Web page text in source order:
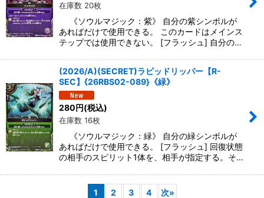
在庫数 20枚
《ソウルマジック：紫》 自分の紫シンボルが
あればだけで使用できる。 このカードはメインス
テップでは使用できない。 [フラッシュ] 自分の…
(2026/A)(SECRET)ラピッドリッパー【R-
SEC】{26RBS02-089}《緑》
280円(税込)
在庫数 16枚
《ソウルマジック：緑》 自分の緑シンボルが
あればだけで使用できる。 [フラッシュ] 回復状態
の相手のスピリット1体を、相手が指定する。そ…
1 2 3 4 次»